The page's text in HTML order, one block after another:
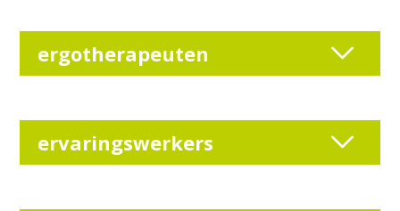
ergotherapeuten
ervaringswerkers